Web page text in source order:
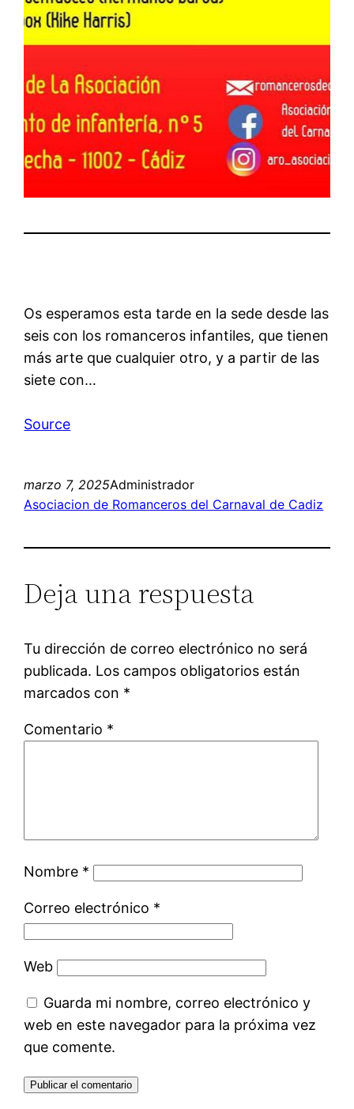
Os esperamos esta tarde en la sede desde las
seis con los romanceros infantiles, que tienen
más arte que cualquier otro, y a partir de las
siete con…
Source
marzo 7, 2025Administrador
Asociacion de Romanceros del Carnaval de Cadiz
Deja una respuesta
Tu dirección de correo electrónico no será
publicada. Los campos obligatorios están
marcados con *
Comentario *
Nombre *
Correo electrónico *
Web
Guarda mi nombre, correo electrónico y
web en este navegador para la próxima vez
que comente.